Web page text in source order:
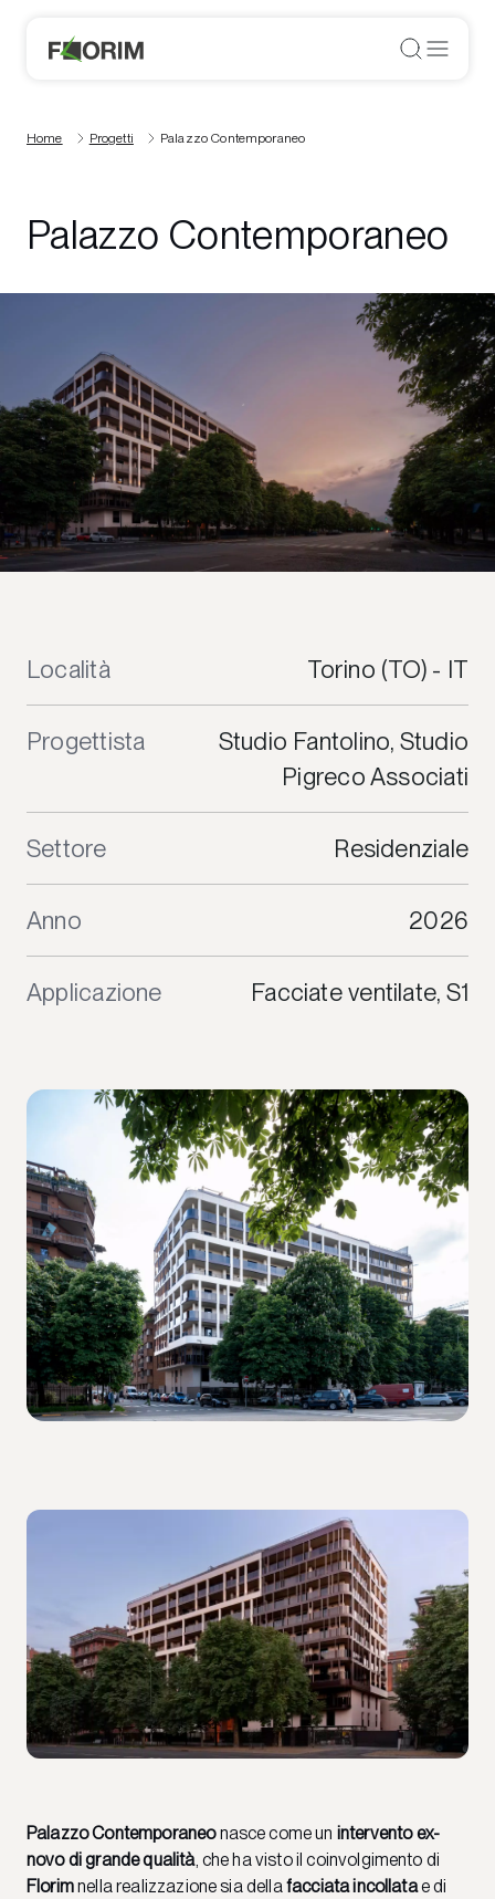
Home Progetti Palazzo Contemporaneo
Palazzo Contemporaneo
Località Torino (TO) - IT
Progettista
Studio Fantolino, Studio
Pigreco Associati
Settore Residenziale
Anno 2026
Applicazione Facciate ventilate, S1
Palazzo Contemporaneonasce come un intervento ex-
novo di grande qualità, che ha visto il coinvolgimento di
Florimnella realizzazione sia dellafacciata incollatae di